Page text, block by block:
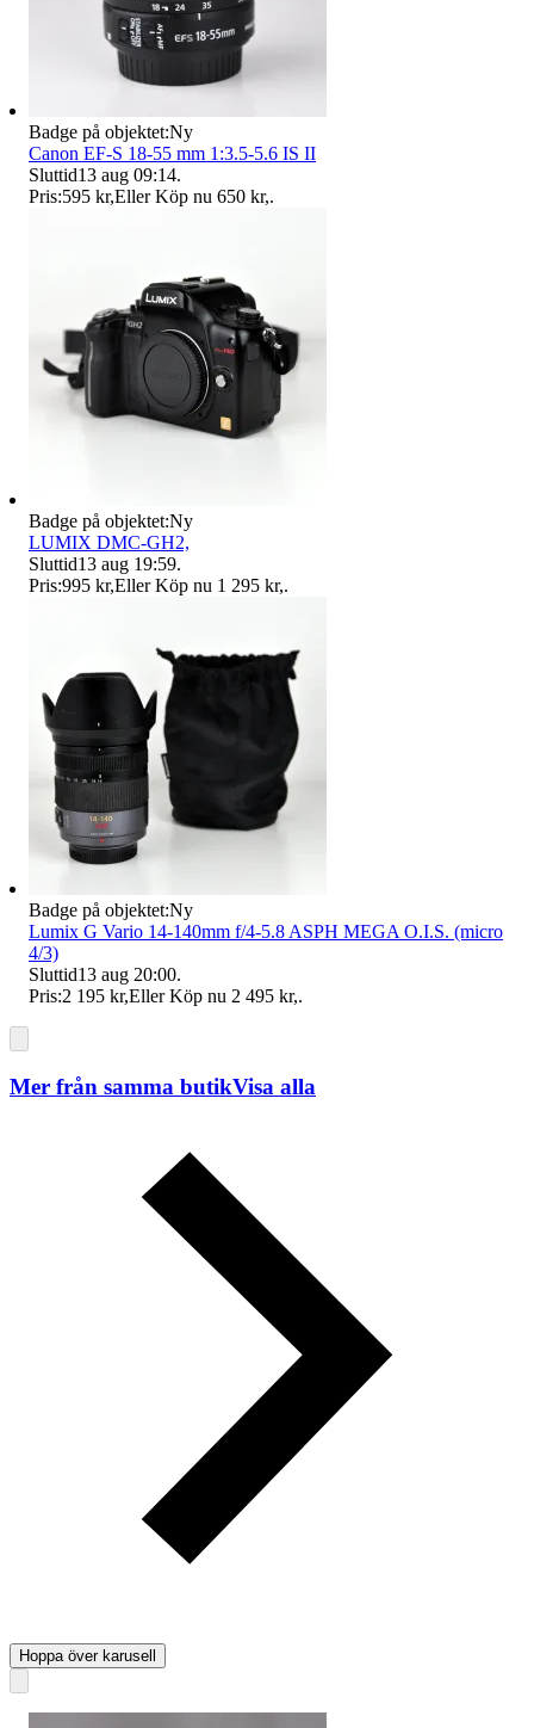
Badge på objektet:Ny
Canon EF-S 18-55 mm 1:3.5-5.6 IS II
Sluttid13 aug 09:14.
Pris:595 kr,Eller Köp nu 650 kr,.
Badge på objektet:Ny
LUMIX DMC-GH2,
Sluttid13 aug 19:59.
Pris:995 kr,Eller Köp nu 1 295 kr,.
Badge på objektet:Ny
Lumix G Vario 14-140mm f/4-5.8 ASPH MEGA O.I.S. (micro
4/3)
Sluttid13 aug 20:00.
Pris:2 195 kr,Eller Köp nu 2 495 kr,.
Mer från samma butikVisa alla
Hoppa över karusell